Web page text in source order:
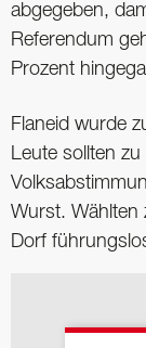
abgegeben,
Referendum
Prozent
Flaneid wurde
Leute sollten
Wurst. Wählten
Dorf